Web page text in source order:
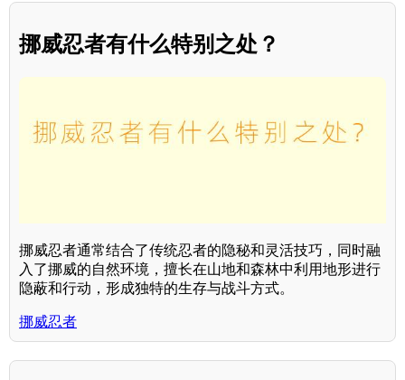
挪威忍者有什么特别之处？
挪威忍者通常结合了传统忍者的隐秘和灵活技巧，同时融
入了挪威的自然环境，擅长在山地和森林中利用地形进行
隐蔽和行动，形成独特的生存与战斗方式。
挪威忍者